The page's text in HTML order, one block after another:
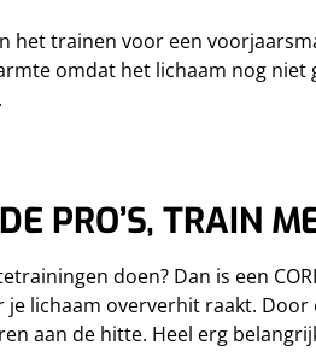
het trainen voor een
omdat het lichaam nog
PRO’S, TRAIN
doen? Dan is een
je lichaam oververhit raakt.
aan de hitte. Heel erg